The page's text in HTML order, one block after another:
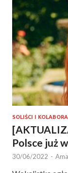
SOLIŚCI I
Polsce już
30/06/2022 -